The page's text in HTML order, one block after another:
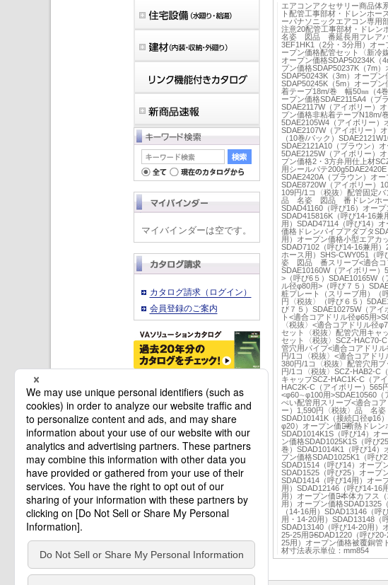
エアコンアクセサリー商品体
ト配管工事部材・ドレンホー
ーパナソニックエアコン専用
注意20配管工事部材・ドレ
名姿 図品 番延長用フレアパ
3EF1HK1（2分・3分用）オ
ープン価格配管セット〈新冷
オープン価格SDAP50234K（
プン価格SDAP50237K（7m）
SDAP50243K（3m）オープ
SDAP50245K（5m）オープ
着テープ18m/巻 幅50㎜（4
ープン価格SDAE2115A4（
SDAE2117W（アイボリー）
プン価格非粘着テープN18m/
5DAE2105W4（アイボリー
SDAE2107W（アイボリー）
（10巻/パック）
SDAE2121A10（ブラウン）
5DAE2125W（アイボリー）
プン価格2・3方弁用仕上材
用シールパテ
SDAE2420A（ブラウン）オー
SDAE8720W（アイボリー）
109円/1コ〈税抜〉配管固定バ
品 名姿 図品 番ドレンホー
SDAD41160（呼び16）オー
SDAD415816K（呼び14-16兼
用）SDAD47114（呼び14）
価格ドレンパイプアダプタ
用）オープン価格小型エアカ
SDAD7102（呼び14-16兼用
ホース用）SHS-CWY051（
姿 図品 番スリーブ<適合コ
SDAE10160W（アイボリー
>（呼び6５）SDAE10165W
ル径φ80用>（呼び７５）
粧プレート（スリーブ用）（
円〈税抜〉（呼び６５）
び７５）SDAE10275W（ア
ト<適合コアドリル径φ65用
〈税抜〉<適合コアドリル径
セット〈税抜〉配管穴用キャ
セット〈税抜〉SCZ-HAC70-
管穴用パイプ<適合コアドリ
円/1コ〈税抜〉<適合コアドリ
380円/1コ〈税抜〉配管穴用
円/1コ〈税抜〉SCZ-HAB2-C
キャップSCZ-HAC1K-C（ア
HAC2K-C（アイボリー）565
<φ60∼φ100用>SDAE10560（
ぺい配管用スリーブ<適合コ
ー）1,590円〈税抜〉品 名
SDAD10141K（接続口径φ16
φ20）オープン価格̶̶̶̶断熱ドレン
SDAD1014K1S（呼び14）オ
ン価格SDAD1025K1S（呼び
巻）SDAD1014K1（呼び14）
プン価格SDAD1025K1（呼び
SDAD1514（呼び14）オープ
SDAD1525（呼び25）オープ
SDAD1414（呼び14用）オー
用）SDAD12146（呼び14-16
用）オープン価格̶̶̶̶̶̶̶̶本体カフス
用）オープン価格SDAD1325
（14-16用）SDAD13146（呼
用・14-20用）SDAD13148（
SDAD13140（呼び14-20用）
25-25用）̶̶̶̶SDAD1220（呼び
25用）オープン価格被覆銅管
材寸法表示単位：mm854
マイバインダーは空です。
カタログ請求（ログイン）
会員登録のご案内